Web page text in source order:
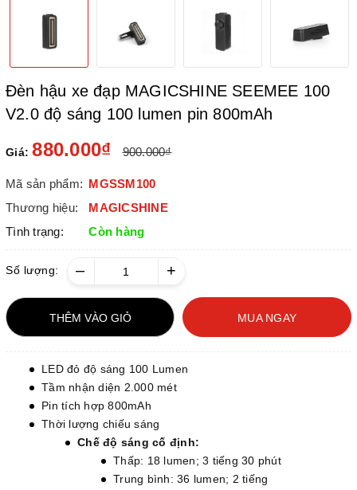
Đèn hậu xe đạp MAGICSHINE SEEMEE 100
V2.0 độ sáng 100 lumen pin 800mAh
Giá: 880.000₫ 900.000₫
Mã sản phẩm: MGSSM100
Thương hiệu:
MAGICSHINE
Tình trạng:
Còn hàng
Số lượng: – +
THÊM VÀO GIỎ MUA NGAY
LED đỏ độ sáng 100 Lumen
Tầm nhận diện 2.000 mét
Pin tích hợp 800mAh
Thời lượng chiếu sáng
Chế độ sáng cố định:
Thấp: 18 lumen; 3 tiếng 30 phút
Trung bình: 36 lumen; 2 tiếng